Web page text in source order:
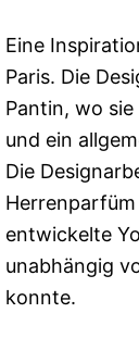
Eine
Paris. Die
Pantin, wo
und ein
Die
entwickelte
unabhängig
konnte.